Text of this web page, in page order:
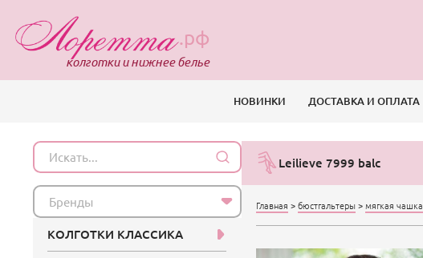
.рф
колготки и нижнее белье
НОВИНКИ ДОСТАВКА И ОПЛАТА
Leilieve 7999 balc
Главная > бюстгальтеры > мягкая чашка
Бренды
КОЛГОТКИ КЛАССИКА